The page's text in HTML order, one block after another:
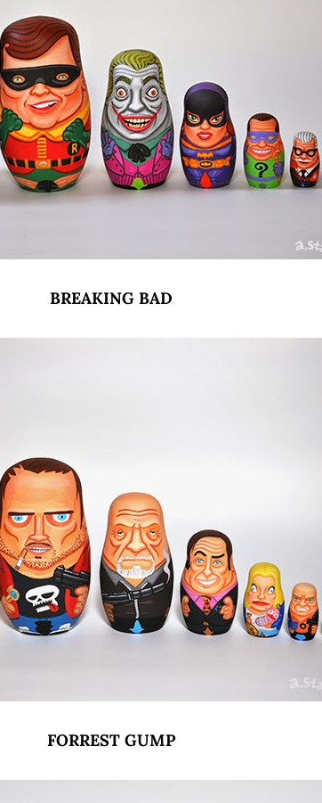
BREAKING BAD
FORREST GUMP